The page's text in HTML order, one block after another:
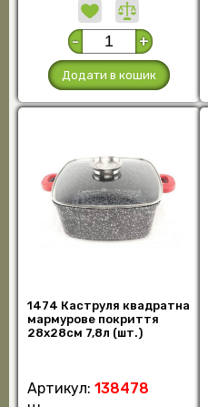
- +
Додати в кошик
1474 Каструля квадратна
мармурове покриття
28х28см 7,8л (шт.)
Артикул: 138478